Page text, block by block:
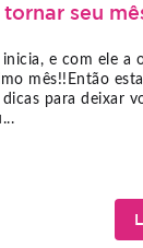
seu
e com ele a
mês!!Então
para deixar